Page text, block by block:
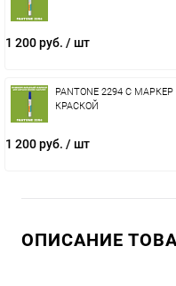
1 200 руб. / шт
PANTONE 2294 C
КРАСКОЙ
1 200 руб. / шт
ОПИСАНИЕ